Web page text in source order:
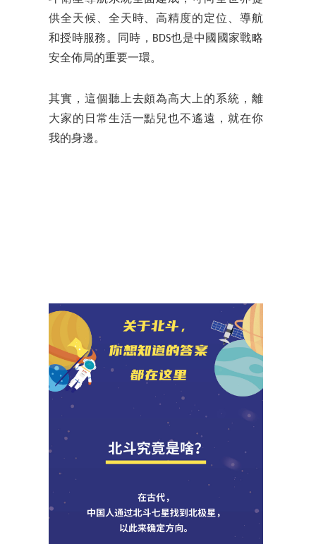
供全天候、全天時、高精度的定位、導航
和授時服務。同時，BDS也是中國國家戰略
安全佈局的重要一環。
其實，這個聽上去頗為高大上的系統，離
大家的日常生活一點兒也不遙遠，就在你
我的身邊。